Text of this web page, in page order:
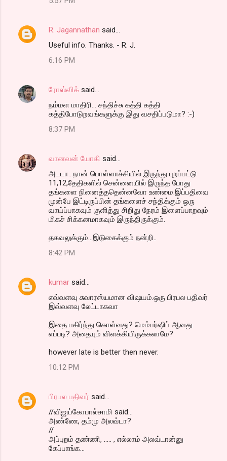
R. Jagannathan said…
Useful info. Thanks. - R. J.
6:16 PM
ரோஸ்விக் said…
நம்மள மாதிரி... சந்திச்சு கத்தி கத்தி
கத்திபோடுறவங்களுக்கு இது வசதிப்படுமா? :-)
8:37 PM
வானவன் யோகி said…
அடடா...நான் பொள்ளாச்சியில் இருந்து புறப்பட்டு
11,12,தேதிகளில் சென்னையில் இருந்த போது
தங்களை நினைத்ததென்னவோ உண்மை.இப்பதிவை
முன்பே இட்டிருப்பின் தங்களைச் சந்திக்கும் ஒரு
வாய்ப்பாகவும் குளித்து சிறிது நேரம் இளைப்பாறவும்
மிகச் சிக்கனமாகவும் இருந்திருக்கும்.
தகவலுக்கும்...இடுகைக்கும் நன்றி..
8:42 PM
kumar said…
எவ்வளவு சுவாரஸ்யமான விஷயம்.ஒரு பிரபல பதிவர்
இவ்வளவு லேட்டாகவா
இதை பகிர்ந்து கொள்வது? மெம்பர்ஷிப் ஆவது
எப்படி? அதையும் விளக்கியிருக்கலாமே?
however late is better then never.
10:12 PM
பிரபல பதிவர் said…
//விஜய்கோபால்சாமி said...
அண்ணே, தம்மு அலவ்டா?
//
அப்புறம் தண்ணி, ..... , எல்லாம் அலவ்டான்னு
கேப்பாங்க...